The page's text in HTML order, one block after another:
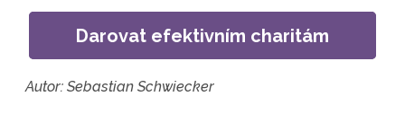
Darovat efektivním charitám
Autor: Sebastian Schwiecker